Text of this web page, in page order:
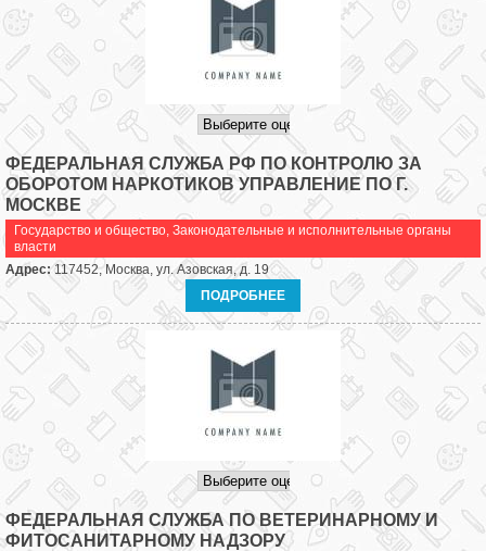
ФЕДЕРАЛЬНАЯ СЛУЖБА РФ ПО КОНТРОЛЮ ЗА
ОБОРОТОМ НАРКОТИКОВ УПРАВЛЕНИЕ ПО Г.
МОСКВЕ
Государство и общество, Законодательные и исполнительные органы
власти
Адрес:117452, Москва, ул. Азовская, д. 19
ПОДРОБНЕЕ
ФЕДЕРАЛЬНАЯ СЛУЖБА ПО ВЕТЕРИНАРНОМУ И
ФИТОСАНИТАРНОМУ НАДЗОРУ